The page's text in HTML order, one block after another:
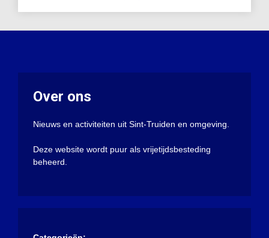
Over ons
Nieuws en activiteiten uit Sint-Truiden en omgeving.
Deze website wordt puur als vrijetijdsbesteding
beheerd.